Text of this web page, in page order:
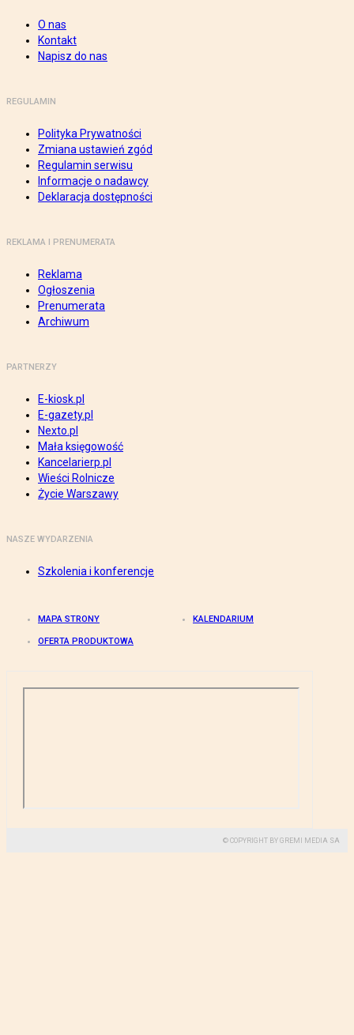
O nas
Kontakt
Napisz do nas
REGULAMIN
Polityka Prywatności
Zmiana ustawień zgód
Regulamin serwisu
Informacje o nadawcy
Deklaracja dostępności
REKLAMA I PRENUMERATA
Reklama
Ogłoszenia
Prenumerata
Archiwum
PARTNERZY
E-kiosk.pl
E-gazety.pl
Nexto.pl
Mała księgowość
Kancelarierp.pl
Wieści Rolnicze
Życie Warszawy
NASZE WYDARZENIA
Szkolenia i konferencje
MAPA STRONY KALENDARIUM
OFERTA PRODUKTOWA
© COPYRIGHT BY GREMI MEDIA SA